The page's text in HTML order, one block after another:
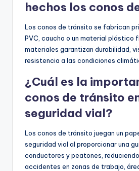
hechos los conos
Los conos de tránsito se fabrican
PVC, caucho o un material plástico
materiales garantizan durabilidad,
resistencia a las condiciones
¿Cuál es la
conos de tránsito
seguridad vial?
Los conos de tránsito juegan un
seguridad vial al proporcionar una
conductores y peatones,
accidentes en zonas de trabajo,